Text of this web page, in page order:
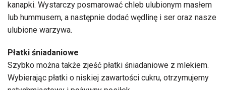
kanapki. Wystarczy posmarować chleb ulubionym masłem
lub hummusem, a następnie dodać wędlinę i ser oraz nasze
ulubione warzywa.
Płatki śniadaniowe
Szybko można także zjeść płatki śniadaniowe z mlekiem.
Wybierając płatki o niskiej zawartości cukru, otrzymujemy